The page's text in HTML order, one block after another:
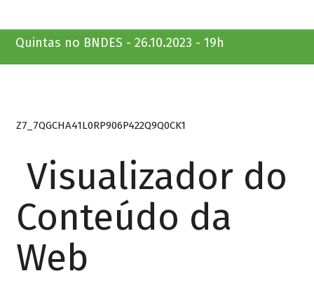
Quintas no BNDES - 26.10.2023 - 19h
Z7_7QGCHA41L0RP906P422Q9Q0CK1
Visualizador do
Conteúdo da
Web